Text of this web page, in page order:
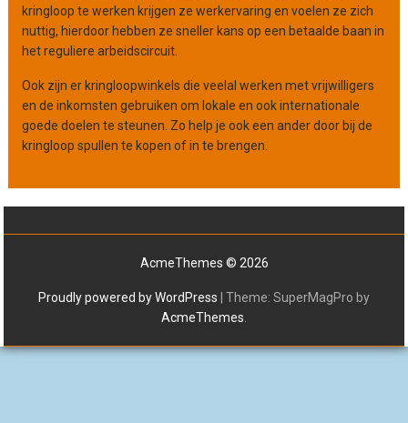
kringloop te werken krijgen ze werkervaring en voelen ze zich
nuttig, hierdoor hebben ze sneller kans op een betaalde baan in
het reguliere arbeidscircuit.
Ook zijn er kringloopwinkels die veelal werken met vrijwilligers
en de inkomsten gebruiken om lokale en ook internationale
goede doelen te steunen. Zo help je ook een ander door bij de
kringloop spullen te kopen of in te brengen.
AcmeThemes © 2026
Proudly powered by WordPress
Theme: SuperMagPro by
AcmeThemes.